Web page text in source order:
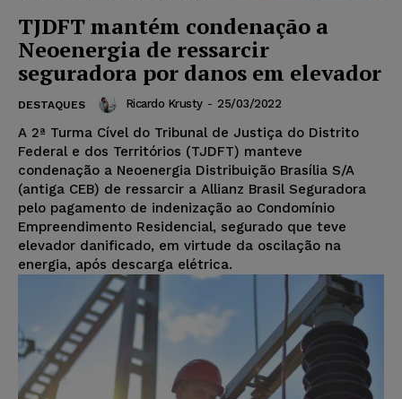
TJDFT mantém condenação a
Neoenergia de ressarcir
seguradora por danos em elevador
DESTAQUES Ricardo Krusty - 25/03/2022
A 2ª Turma Cível do Tribunal de Justiça do Distrito
Federal e dos Territórios (TJDFT) manteve
condenação a Neoenergia Distribuição Brasília S/A
(antiga CEB) de ressarcir a Allianz Brasil Seguradora
pelo pagamento de indenização ao Condomínio
Empreendimento Residencial, segurado que teve
elevador danificado, em virtude da oscilação na
energia, após descarga elétrica.